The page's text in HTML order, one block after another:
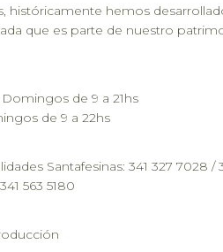
históricamente hemos
que es parte de nuestro
de 9 a 21hs
de 9 a 22hs
Santafesinas: 341 327 7028 /
563 5180